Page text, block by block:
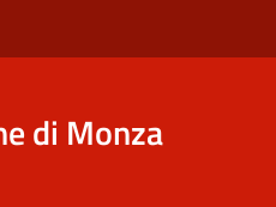
di Monza